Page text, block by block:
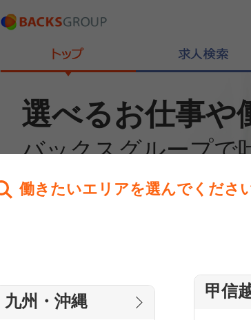
選べるお仕事や
バックスグループで
働きたいエリアを選んでくださ
九州・沖縄
甲信